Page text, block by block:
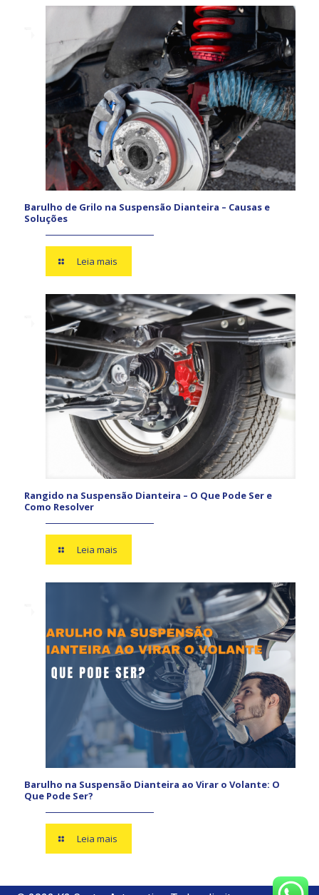
Barulho de Grilo na Suspensão Dianteira – Causas e
Soluções
Leia mais
Rangido na Suspensão Dianteira – O Que Pode Ser e
Como Resolver
Leia mais
Barulho na Suspensão Dianteira ao Virar o Volante: O
Que Pode Ser?
Leia mais